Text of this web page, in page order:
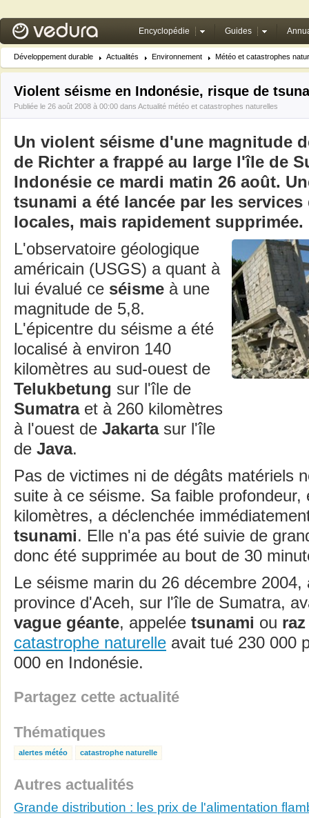
Encyclopédie Guides
Développement durable Actualités Environnement Météo et catastrophes
Violent séisme en Indonésie, risque de
Publiée le 26 août 2008 à 00:00 dans Actualité météo et catastrophes naturelles
Un violent séisme d'une magnitude
de Richter a frappé au large l'île de
Indonésie ce mardi matin 26 août.
tsunami a été lancée par les
locales, mais rapidement supprimée.
L'observatoire géologique
américain (USGS) a quant à
lui évalué ce séisme à une
magnitude de 5,8.
L'épicentre du séisme a été
localisé à environ 140
kilomètres au sud-ouest de
Telukbetung sur l'île de
Sumatra et à 260 kilomètres
à l'ouest de Jakartasur l'île
de Java.
Pas de victimes ni de dégâts matériels
suite à ce séisme. Sa faible profondeur,
kilomètres, a déclenchée
tsunami. Elle n'a pas été suivie de
donc été supprimée au bout de 30
Le séisme marin du 26 décembre 2004,
province d'Aceh, sur l'île de Sumatra,
vague géante, appelée tsunami ou
catastrophe naturelle avait tué 230 000
000 en Indonésie.
Partagez cette actualité
Thématiques
alertes météo catastrophe naturelle
Autres actualités
Grande distribution : les prix de l'alimentation